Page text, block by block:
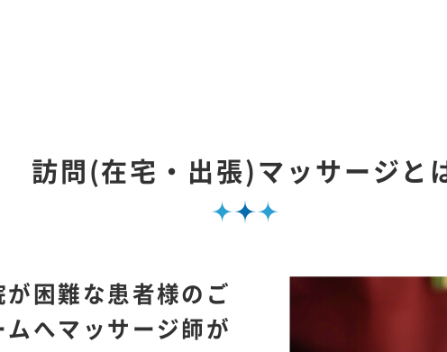
訪問(在宅・出張)マッサージと
が困難な患者様のご
ムへマッサージ師が